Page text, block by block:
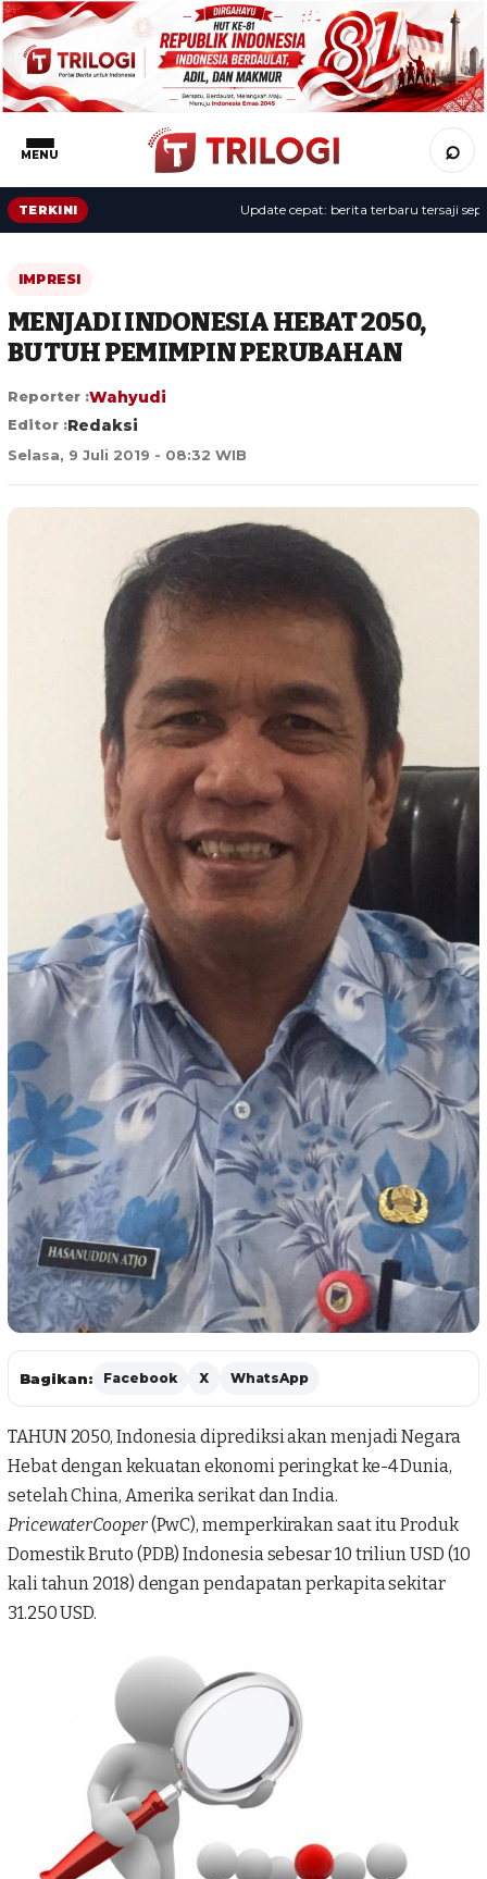
MENU ⌕
TERKINI Update cepat: berita terbaru tersaji
IMPRESI
MENJADI INDONESIA HEBAT 2050,
BUTUH PEMIMPIN PERUBAHAN
Reporter :Wahyudi
Editor :Redaksi
Selasa, 9 Juli 2019 - 08:32 WIB
Bagikan: Facebook X WhatsApp
TAHUN 2050, Indonesia diprediksi akan menjadi Negara
Hebat dengan kekuatan ekonomi peringkat ke-4 Dunia,
setelah China, Amerika serikat dan India.
PricewaterCooper(PwC), memperkirakan saat itu Produk
Domestik Bruto (PDB) Indonesia sebesar 10 triliun USD (10
kali tahun 2018) dengan pendapatan perkapita sekitar
31.250 USD.